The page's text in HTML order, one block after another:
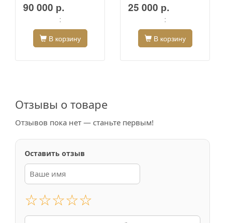
90 000 р.
:
В корзину
25 000 р.
:
В корзину
Отзывы о товаре
Отзывов пока нет — станьте первым!
Оставить отзыв
☆☆☆☆☆